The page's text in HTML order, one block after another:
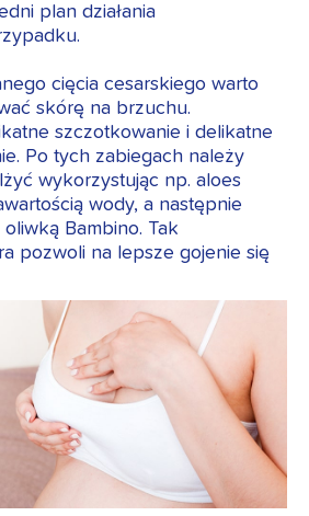
plan działania
cięcia cesarskiego warto
skórę na brzuchu.
szczotkowanie i delikatne
Po tych zabiegach należy
wykorzystując np. aloes
wody, a następnie
Bambino. Tak
pozwoli na lepsze gojenie się